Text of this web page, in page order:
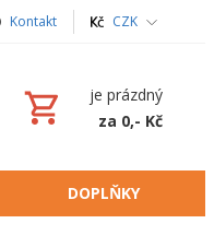
Kontakt CZK
je prázdný
za 0,- Kč
DOPLŇKY